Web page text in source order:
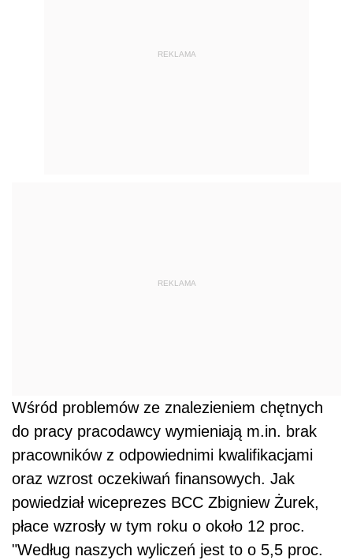
REKLAMA
REKLAMA
Wśród problemów ze znalezieniem chętnych
do pracy pracodawcy wymieniają m.in. brak
pracowników z odpowiednimi kwalifikacjami
oraz wzrost oczekiwań finansowych. Jak
powiedział wiceprezes BCC Zbigniew Żurek,
płace wzrosły w tym roku o około 12 proc.
"Według naszych wyliczeń jest to o 5,5 proc.